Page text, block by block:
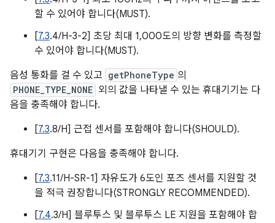
할 수 있어야 합니다(MUST).
[7.3.4/H-3-2] 초당 최대 1,000도의 방향 변화를 측정할
수 있어야 합니다(MUST).
음성 통화를 걸 수 있고 getPhoneType 의
PHONE_TYPE_NONE 외의 값을 나타낼 수 있는 휴대기기는 다
음을 충족해야 합니다.
[7.3.8/H] 근접 센서를 포함해야 합니다(SHOULD).
휴대기기 구현은 다음을 충족해야 합니다.
[7.3.11/H-SR-1] 자유도가 6도인 포즈 센서를 지원할 것
을 적극 권장합니다(STRONGLY RECOMMENDED).
[7.4.3/H] 블루투스 및 블루투스 LE 지원을 포함해야 합